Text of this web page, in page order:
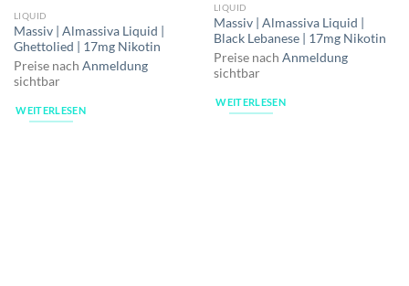
LIQUID
Massiv | Almassiva Liquid |
Ghettolied | 17mg Nikotin
Preise nach Anmeldung
sichtbar
WEITERLESEN
LIQUID
Massiv | Almassiva Liquid |
Black Lebanese | 17mg Nikotin
Preise nach Anmeldung
sichtbar
WEITERLESEN